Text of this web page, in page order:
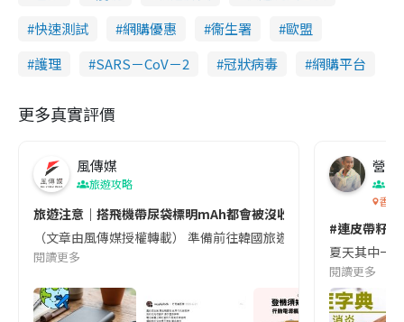
快速測試
網購優惠 衞生署
歐盟
護理
SARS－CoV－2 冠狀病毒 網購平台
更多真實評價
風傳媒
旅遊攻略
旅遊注意｜搭飛機帶尿袋標明mAh都會被沒收😱出發前切記檢查
（文章由風傳媒授權轉載） 準備前往韓國旅遊的民眾，近期要
閱讀更多
營養
香港
#連皮帶籽
夏天其中一
閱讀更多